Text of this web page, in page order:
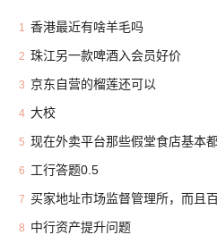
1 香港最近有啥羊毛吗
2 珠江另一款啤酒入会员好价
3 京东自营的榴莲还可以
4 大校
5 现在外卖平台那些假堂食店基本
6 工行答题0.5
7 买家地址市场监督管理所，而且
8 中行资产提升问题